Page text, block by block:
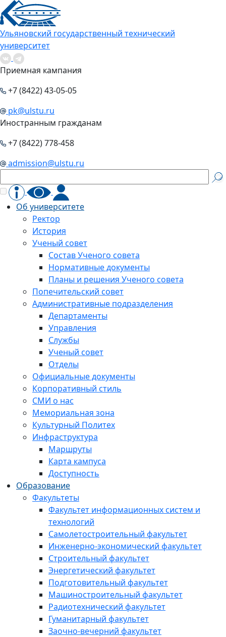
Ульяновский государственный технический
университет
Приемная кампания
+7 (8422) 43-05-05
pk@ulstu.ru
Иностранным гражданам
+7 (8422) 778-458
admission@ulstu.ru
Об университете
Ректор
История
Ученый совет
Состав Ученого совета
Нормативные документы
Планы и решения Ученого совета
Попечительский совет
Административные подразделения
Департаменты
Управления
Службы
Ученый совет
Отделы
Официальные документы
Корпоративный стиль
СМИ о нас
Мемориальная зона
Культурный Политех
Инфраструктура
Маршруты
Карта кампуса
Доступность
Образование
Факультеты
Факультет информационных систем и
технологий
Самолетостроительный факультет
Инженерно-экономический факультет
Строительный факультет
Энергетический факультет
Подготовительный факультет
Машиностроительный факультет
Радиотехнический факультет
Гуманитарный факультет
Заочно-вечерний факультет